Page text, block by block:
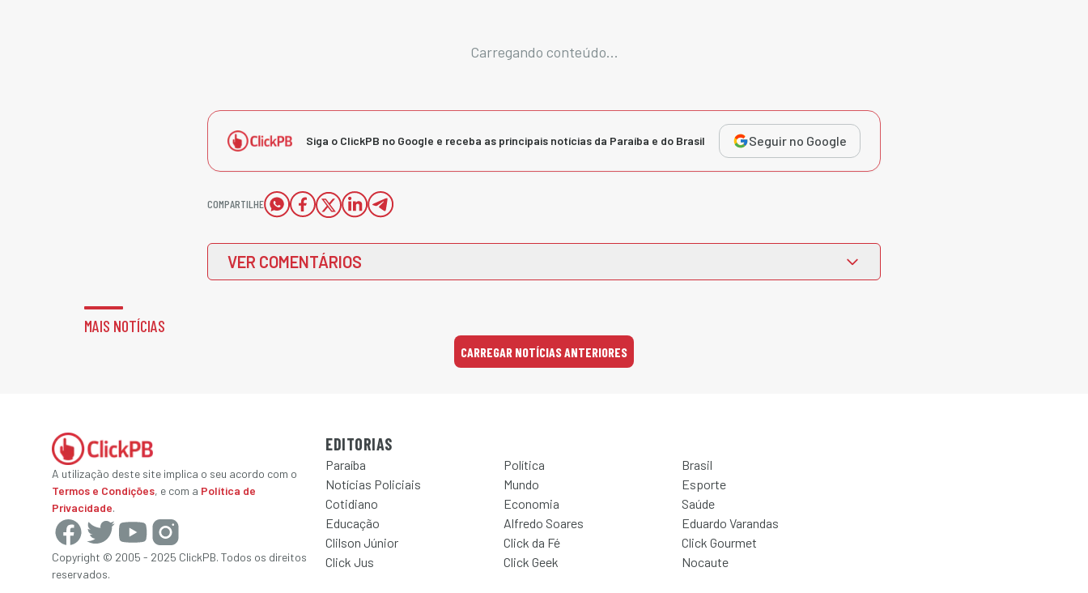
Carregando conteúdo...
Siga o ClickPB no Google e receba as principais notícias da Paraíba e do Brasil Seguir no Google
COMPARTILHE
VER COMENTÁRIOS
MAIS NOTÍCIAS
CARREGAR NOTÍCIAS ANTERIORES
A utilização deste site implica o seu acordo com o
Termos e Condições, e com a Política de
Privacidade.
Copyright © 2005 - 2025 ClickPB. Todos os direitos
reservados.
EDITORIAS
Paraíba Política
Brasil
Notícias Policiais
Mundo
Esporte
Cotidiano
Economia
Saúde
Educação
Alfredo Soares
Eduardo Varandas
Clilson Júnior
Click da Fé
Click Gourmet
Click Jus
Click Geek Nocaute